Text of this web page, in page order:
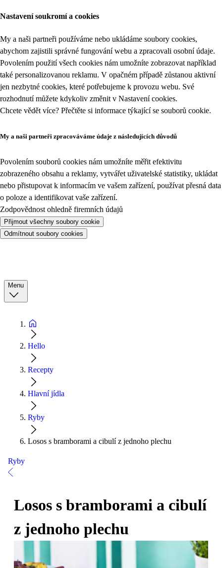
Nastavení soukromí a cookies
My a naši partneři používáme nebo ukládáme soubory cookies,
abychom zajistili správné fungování webu a zpracovali osobní údaje.
Povolením použití všech cookies nám umožníte zobrazovat například
také personalizovanou reklamu. V opačném případě zůstanou aktivní
jen nezbytné cookies, které potřebujeme k provozu webu. Své
rozhodnutí můžete kdykoliv změnit v Nastavení cookies.
Chcete vědět více? Přečtěte si informace týkající se souborů cookie.
My a naši partneři zpracováváme údaje z následujících důvodů
Povolením souborů cookies nám umožníte měřit efektivitu
zobrazeného obsahu a reklamy, vytvářet uživatelské statistiky, ukládat
nebo přistupovat k informacím ve vašem zařízení, používat přesná data
o poloze a identifikovat vaše zařízení.
Zodpovědnost ohledně firemních údajů
Přijmout všechny soubory cookie
Odmítnout soubory cookies
Menu
Hello
Recepty
Hlavní jídla
Ryby
Losos s bramborami a cibulí z jednoho plechu
Ryby
Losos s bramborami a cibulí
z jednoho plechu